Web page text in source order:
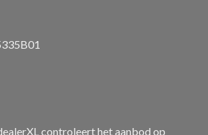
controleert het aanbod op